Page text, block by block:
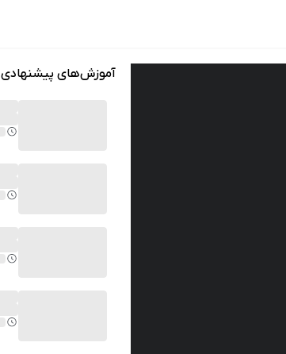
آموزش‌های پیشنهادی